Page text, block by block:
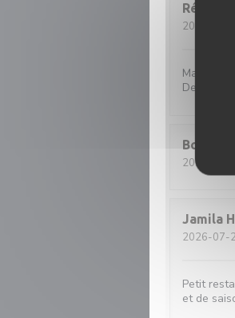
Rémy
2026-08-01
De
Boris
2026-07-28
Jamila H
2026-07-
Petit
et de